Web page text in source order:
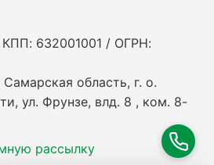
632001001 / ОГРН:
область, г. о.
ул. Фрунзе, влд. 8 , ком. 8-
рассылку